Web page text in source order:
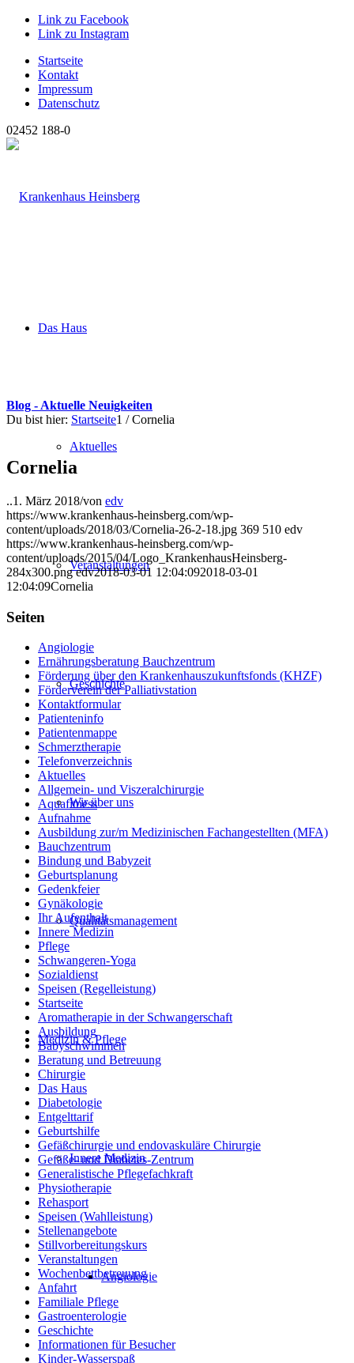
Link zu Facebook
Link zu Instagram
Startseite
Kontakt
Impressum
Datenschutz
02452 188-0
Das Haus
Aktuelles
Veranstaltungen
Geschichte
Wir über uns
Qualitätsmanagement
Medizin & Pflege
Innere Medizin
Angiologie
Blog - Aktuelle Neuigkeiten
Du bist hier: Startseite1 / Cornelia
Cornelia
..1. März 2018/von edv
https://www.krankenhaus-heinsberg.com/wp-
content/uploads/2018/03/Cornelia-26-2-18.jpg 369 510 edv
https://www.krankenhaus-heinsberg.com/wp-
content/uploads/2015/04/Logo_KrankenhausHeinsberg-
284x300.png edv2018-03-01 12:04:092018-03-01
12:04:09Cornelia
Seiten
Angiologie
Ernährungsberatung Bauchzentrum
Förderung über den Krankenhauszukunftsfonds (KHZF)
Förderverein der Palliativstation
Kontaktformular
Patienteninfo
Patientenmappe
Schmerztherapie
Telefonverzeichnis
Aktuelles
Allgemein- und Viszeralchirurgie
Aquafitness
Aufnahme
Ausbildung zur/m Medizinischen Fachangestellten (MFA)
Bauchzentrum
Bindung und Babyzeit
Geburtsplanung
Gedenkfeier
Gynäkologie
Ihr Aufenthalt
Innere Medizin
Pflege
Schwangeren-Yoga
Sozialdienst
Speisen (Regelleistung)
Startseite
Aromatherapie in der Schwangerschaft
Ausbildung
Babyschwimmen
Beratung und Betreuung
Chirurgie
Das Haus
Diabetologie
Entgelttarif
Geburtshilfe
Gefäßchirurgie und endovaskuläre Chirurgie
Gefäße- und Diabetes-Zentrum
Generalistische Pflegefachkraft
Physiotherapie
Rehasport
Speisen (Wahlleistung)
Stellenangebote
Stillvorbereitungskurs
Veranstaltungen
Wochenbettbetreuung
Anfahrt
Familiale Pflege
Gastroenterologie
Geschichte
Informationen für Besucher
Kinder-Wasserspaß